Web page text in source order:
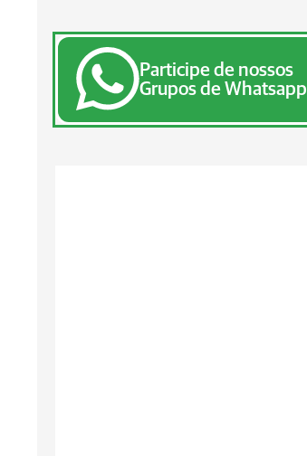
Participe de nossos
Grupos de Whatsapp